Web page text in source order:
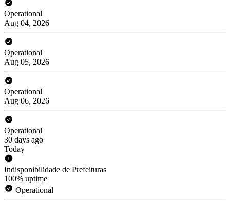
Operational
Aug 04, 2026
Operational
Aug 05, 2026
Operational
Aug 06, 2026
Operational
30 days ago
Today
Indisponibilidade de Prefeituras
100% uptime
Operational